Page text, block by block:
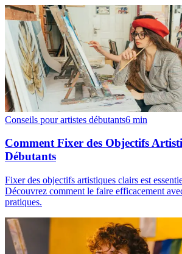
Conseils pour artistes débutants6 min
Comment Fixer des Objectifs
Débutants
Fixer des objectifs artistiques clairs est
Découvrez comment le faire efficacement
pratiques.